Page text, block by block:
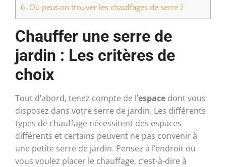
6. Où peut-on trouver les chauffages de serre ?
Chauffer une serre de
jardin : Les critères de
choix
Tout d’abord, tenez compte de l’espace dont vous
disposez dans votre serre de jardin. Les différents
types de chauffage nécessitent des espaces
différents et certains peuvent ne pas convenir à
une petite serre de jardin. Pensez à l’endroit où
vous voulez placer le chauffage, c’est-à-dire à